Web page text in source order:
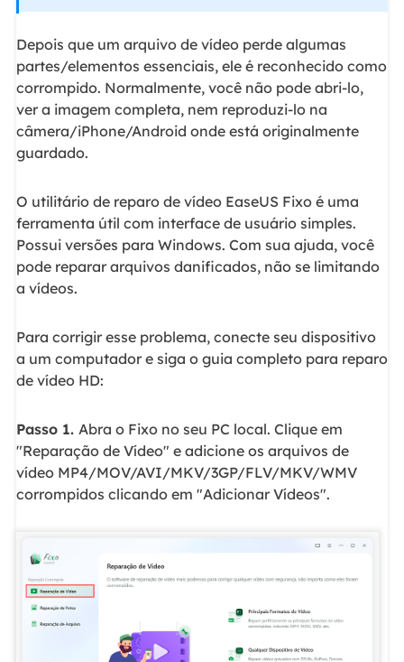
Depois que um arquivo de vídeo perde algumas
partes/elementos essenciais, ele é reconhecido como
corrompido. Normalmente, você não pode abri-lo,
ver a imagem completa, nem reproduzi-lo na
câmera/iPhone/Android onde está originalmente
guardado.
O utilitário de reparo de vídeo EaseUS Fixo é uma
ferramenta útil com interface de usuário simples.
Possui versões para Windows. Com sua ajuda, você
pode reparar arquivos danificados, não se limitando
a vídeos.
Para corrigir esse problema, conecte seu dispositivo
a um computador e siga o guia completo para reparo
de vídeo HD:
Passo 1. Abra o Fixo no seu PC local. Clique em
"Reparação de Vídeo" e adicione os arquivos de
vídeo MP4/MOV/AVI/MKV/3GP/FLV/MKV/WMV
corrompidos clicando em "Adicionar Vídeos".